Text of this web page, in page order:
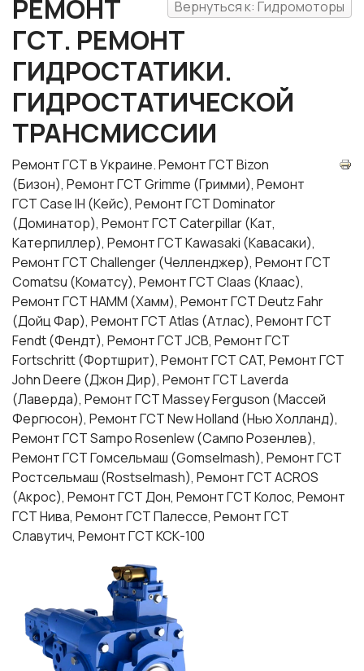
Вернуться к: Гидромоторы
РЕМОНТ
ГСТ. РЕМОНТ
ГИДРОСТАТИКИ.
ГИДРОСТАТИЧЕСКОЙ
ТРАНСМИССИИ
Ремонт ГСТ в Украине. Ремонт ГСТ Bizon
(Бизон), Ремонт ГСТ Grimme (Гримми), Ремонт
ГСТ Case IH (Кейс), Ремонт ГСТ Dominator
(Доминатор), Ремонт ГСТ Caterpillar (Кат,
Катерпиллер), Ремонт ГСТ Kawasaki (Кавасаки),
Ремонт ГСТ Challenger (Челленджер), Ремонт ГСТ
Comatsu (Коматсу), Ремонт ГСТ Claas (Клаас),
Ремонт ГСТ HAMM (Хамм), Ремонт ГСТ Deutz Fahr
(Дойц Фар), Ремонт ГСТ Atlas (Атлас), Ремонт ГСТ
Fendt (Фендт), Ремонт ГСТ JCB, Ремонт ГСТ
Fortschritt (Фортшрит), Ремонт ГСТ CAT, Ремонт ГСТ
John Deere (Джон Дир), Ремонт ГСТ Laverda
(Лаверда), Ремонт ГСТ Massey Ferguson (Массей
Фергюсон), Ремонт ГСТ New Holland (Нью Холланд),
Ремонт ГСТ Sampo Rosenlew (Сампо Розенлев),
Ремонт ГСТ Гомсельмаш (Gomselmash), Ремонт ГСТ
Ростсельмаш (Rostselmash), Ремонт ГСТ ACROS
(Акрос), Ремонт ГСТ Дон, Ремонт ГСТ Колос, Ремонт
ГСТ Нива, Ремонт ГСТ Палессе, Ремонт ГСТ
Славутич, Ремонт ГСТ КСК-100